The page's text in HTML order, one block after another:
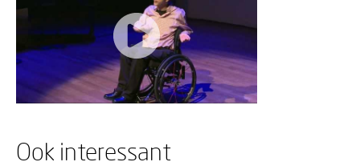
Ook interessant